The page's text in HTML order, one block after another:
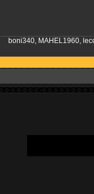
boni340, MAHEL1960,